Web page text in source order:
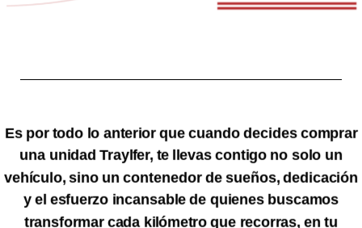
Es por todo lo anterior que cuando decides comprar
una unidad Traylfer, te llevas contigo no solo un
vehículo, sino un contenedor de sueños, dedicación
y el esfuerzo incansable de quienes buscamos
transformar cada kilómetro que recorras, en tu